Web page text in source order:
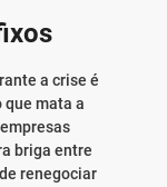
a crise é
que mata a
briga entre
renegociar